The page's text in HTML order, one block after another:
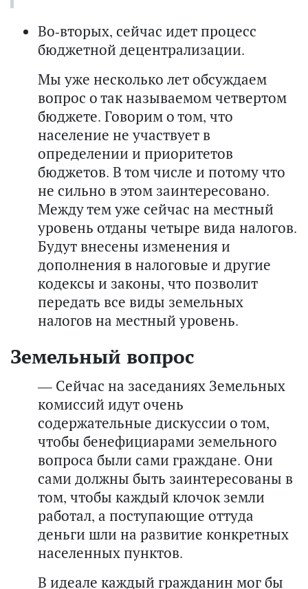
Во-вторых, сейчас идет процесс
бюджетной децентрализации.
Мы уже несколько лет обсуждаем
вопрос о так называемом четвертом
бюджете. Говорим о том, что
население не участвует в
определении и приоритетов
бюджетов. В том числе и потому что
не сильно в этом заинтересовано.
Между тем уже сейчас на местный
уровень отданы четыре вида налогов.
Будут внесены изменения и
дополнения в налоговые и другие
кодексы и законы, что позволит
передать все виды земельных
налогов на местный уровень.
Земельный вопрос
— Сейчас на заседаниях Земельных
комиссий идут очень
содержательные дискуссии о том,
чтобы бенефициарами земельного
вопроса были сами граждане. Они
сами должны быть заинтересованы в
том, чтобы каждый клочок земли
работал, а поступающие оттуда
деньги шли на развитие конкретных
населенных пунктов.
В идеале каждый гражданин мог бы